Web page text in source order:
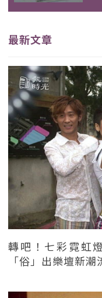
最新文章
轉吧！七彩霓虹
「俗」出樂壇新潮